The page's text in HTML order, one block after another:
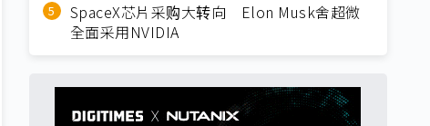
SpaceX芯片采购大转向 Elon Musk舍超微
全面采用NVIDIA